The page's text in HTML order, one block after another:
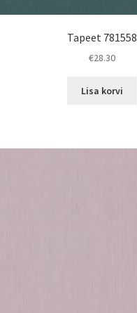
Tapeet 781558
€28.30
Lisa korvi